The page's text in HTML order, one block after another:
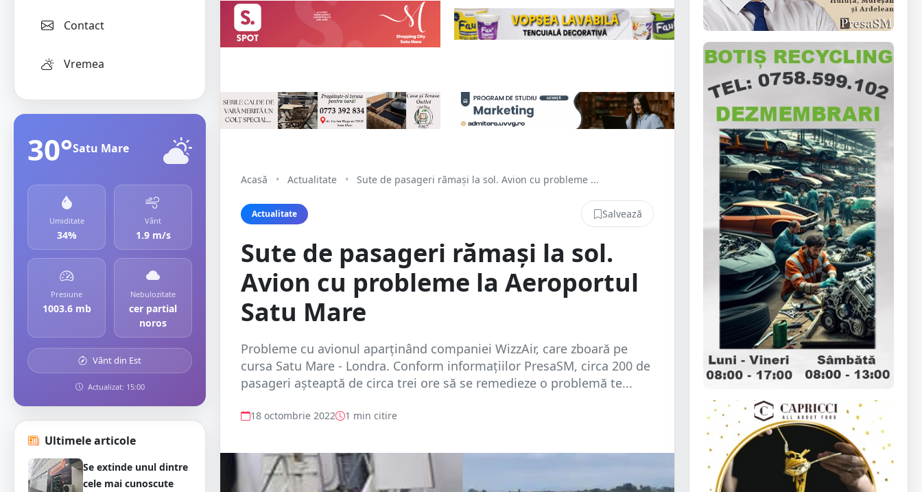
Contact
Vremea
30°Satu Mare
Umiditate
34%
Vânt
1.9 m/s
Presiune
1003.6 mb
Nebulozitate
cer partial
noros
Vânt din Est
Actualizat: 15:00
Ultimele articole
Se extinde unul dintre
cele mai cunoscute
Acasă • Actualitate • Sute de pasageri rămași la sol. Avion cu probleme ...
Actualitate Salvează
Sute de pasageri rămași la sol.
Avion cu probleme la Aeroportul
Satu Mare
Probleme cu avionul aparținând companiei WizzAir, care zboară pe
cursa Satu Mare - Londra. Conform informațiilor PresaSM, circa 200 de
pasageri așteaptă de circa trei ore să se remedieze o problemă te...
18 octombrie 2022 1 min citire